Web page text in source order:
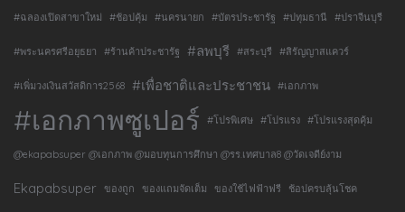
#ฉลองเปิดสาขาใหม่ #ช้อปคุ้ม #นครนายก #บัตรประชารัฐ #ปทุมธานี #ปราจีนบุรี
#พระนครศรีอยุธยา #ร้านค้าประชารัฐ #ลพบุรี #สระบุรี #สิรัญญาสแควร์
#เพิ่มวงเงินสวัสดิการ2568 #เพื่อชาติและประชาชน #เอกภาพ
#เอกภาพซูเปอร์ #โปรพิเศษ #โปรแรง #โปรแรงสุดคุ้ม
@ekapabsuper @เอกภาพ @มอบทุนการศึกษา @รร.เทศบาล8 @วัดเจดีย์งาม
Ekapabsuper ของถูก ของแถมจัดเต็ม ของใช้ไฟฟ้าฟรี ช้อปครบลุ้นโชค